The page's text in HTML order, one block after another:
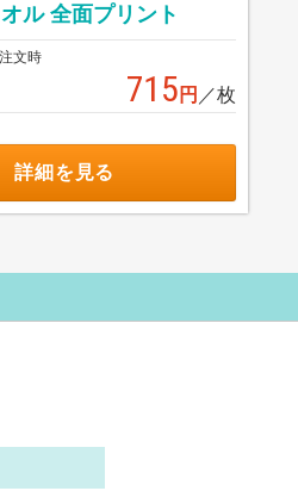
ル 全面プリント
文時
715 円 ／枚
詳細を見る